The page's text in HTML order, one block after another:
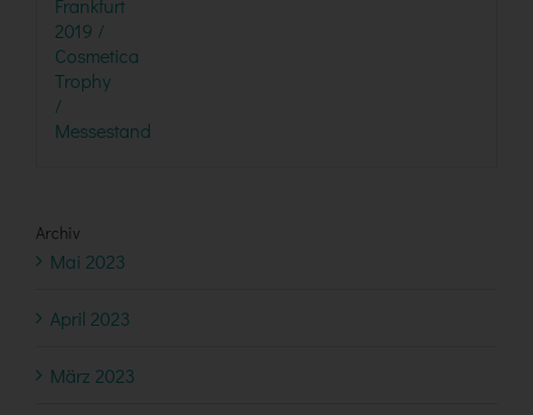
Archiv
Mai 2023
April 2023
März 2023